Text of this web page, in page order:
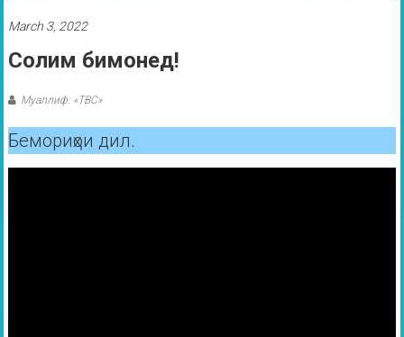
March 3, 2022
Солим бимонед!
Муаллиф: «ТВС»
Бемориҳои дил.